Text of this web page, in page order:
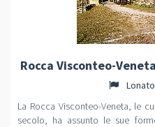
Rocca Visconteo-
La Rocca Visconteo-Veneta, le
secolo, ha assunto le sue